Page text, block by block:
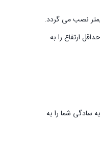
در زمینه تیغه موور در ایران است. این تیغه در موور های تراکتوری بیشتر روی یونجه چین هایی با عرض کار 165 سانتیمتر نصب می گردد.
ارتفاع را به
سادگی شما را به